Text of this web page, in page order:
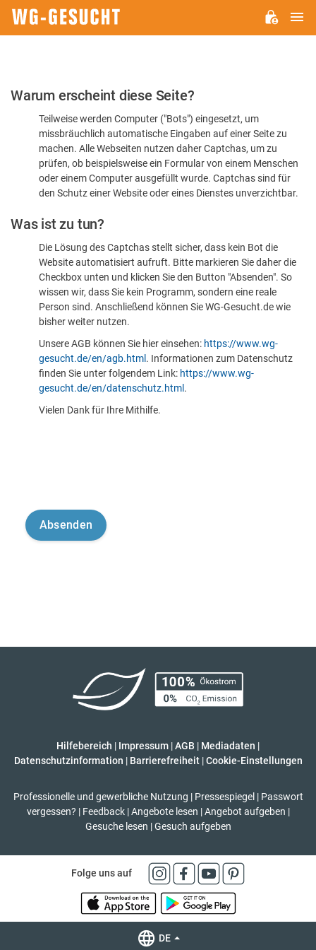
Bitte
dass
sind
Warum erscheint diese Seite?
Teilweise werden Computer ("Bots") eingesetzt, um
missbräuchlich automatische Eingaben auf einer Seite zu
machen. Alle Webseiten nutzen daher Captchas, um zu
prüfen, ob beispielsweise ein Formular von einem Menschen
oder einem Computer ausgefüllt wurde. Captchas sind für
den Schutz einer Website oder eines Dienstes unverzichtbar.
Was ist zu tun?
Die Lösung des Captchas stellt sicher, dass kein Bot die
Website automatisiert aufruft. Bitte markieren Sie daher die
Checkbox unten und klicken Sie den Button "Absenden". So
wissen wir, dass Sie kein Programm, sondern eine reale
Person sind. Anschließend können Sie WG-Gesucht.de wie
bisher weiter nutzen.
Unsere AGB können Sie hier einsehen: https://www.wg-
gesucht.de/en/agb.html . Informationen zum Datenschutz
finden Sie unter folgendem Link: https://www.wg-
gesucht.de/en/datenschutz.html .
Vielen Dank für Ihre Mithilfe.
Hilfebereich | Impressum |AGB | Mediadaten |
Datenschutzinformation | Barrierefreiheit | Cookie-Einstellungen
Professionelle und gewerbliche Nutzung | Pressespiegel | Passwort
vergessen? | Feedback | Angebote lesen | Angebot aufgeben |
Gesuche lesen | Gesuch aufgeben
Folge uns auf
DE